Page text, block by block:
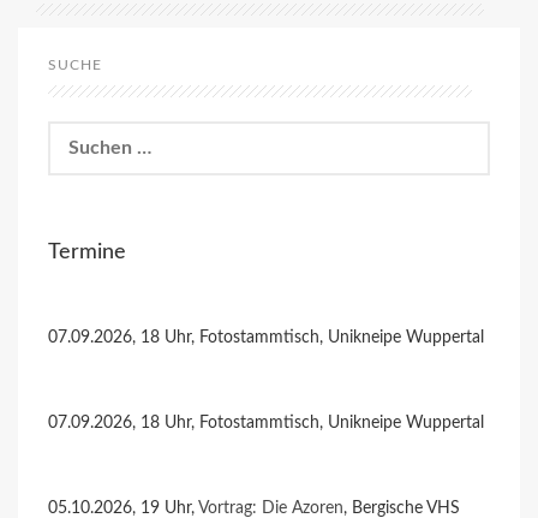
SUCHE
nach:
Termine
07.09.2026, 18 Uhr, Fotostammtisch, Unikneipe Wuppertal
07.09.2026, 18 Uhr, Fotostammtisch, Unikneipe Wuppertal
05.10.2026, 19 Uhr, Vortrag: Die Azoren, Bergische VHS